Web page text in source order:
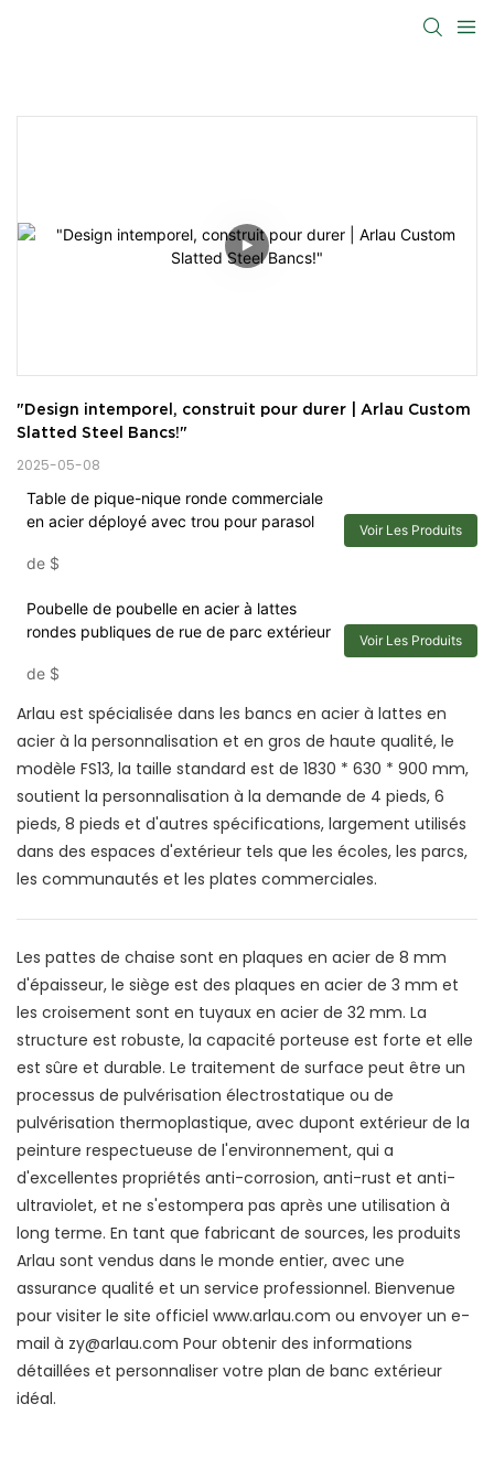
"Design intemporel, construit pour durer | Arlau Custom
Slatted Steel Bancs!"
2025-05-08
Table de pique-nique ronde commerciale
en acier déployé avec trou pour parasol
de $
Voir Les Produits
Poubelle de poubelle en acier à lattes
rondes publiques de rue de parc extérieur
de $
Voir Les Produits
Arlau est spécialisée dans les bancs en acier à lattes en
acier à la personnalisation et en gros de haute qualité, le
modèle FS13, la taille standard est de 1830 * 630 * 900 mm,
soutient la personnalisation à la demande de 4 pieds, 6
pieds, 8 pieds et d'autres spécifications, largement utilisés
dans des espaces d'extérieur tels que les écoles, les parcs,
les communautés et les plates commerciales.
Les pattes de chaise sont en plaques en acier de 8 mm
d'épaisseur, le siège est des plaques en acier de 3 mm et
les croisement sont en tuyaux en acier de 32 mm. La
structure est robuste, la capacité porteuse est forte et elle
est sûre et durable. Le traitement de surface peut être un
processus de pulvérisation électrostatique ou de
pulvérisation thermoplastique, avec dupont extérieur de la
peinture respectueuse de l'environnement, qui a
d'excellentes propriétés anti-corrosion, anti-rust et anti-
ultraviolet, et ne s'estompera pas après une utilisation à
long terme. En tant que fabricant de sources, les produits
Arlau sont vendus dans le monde entier, avec une
assurance qualité et un service professionnel. Bienvenue
pour visiter le site officiel www.arlau.com ou envoyer un e-
mail à zy@arlau.com Pour obtenir des informations
détaillées et personnaliser votre plan de banc extérieur
idéal.